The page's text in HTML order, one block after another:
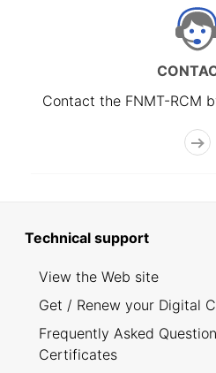
Contact the FNMT-RCM
Technical support
View the Web site
Get / Renew your Digital
Frequently Asked
Certificates